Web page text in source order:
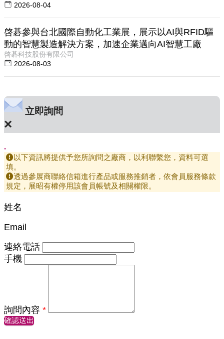
2026-08-04
啓碁參與台北國際自動化工業展，展示以AI與RFID驅
動的智慧製造解決方案，加速企業邁向AI智慧工廠
啓碁科技股份有限公司
2026-08-03
立即詢問
×
-
以下資訊將提供予您所詢問之廠商，以利聯繫您，資料可選
填。
透過參展商聯絡信箱進行產品或服務推銷者，依會員服務條款
規定，展昭有權停用該會員帳號及相關權限。
姓名
Email
連絡電話
手機
詢問內容 *
確認送出